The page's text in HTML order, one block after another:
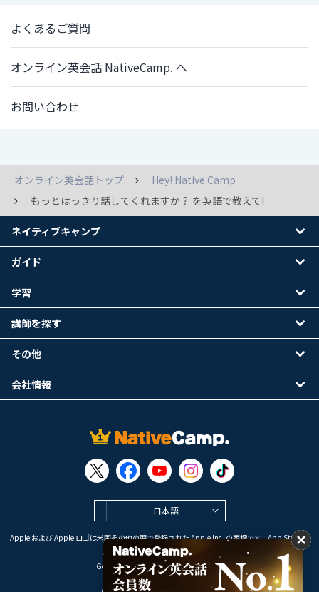
よくあるご質問
オンライン英会話 NativeCamp. へ
お問い合わせ
オンライン英会話トップ
Hey! Native Camp
もっとはっきり話してくれますか？ を英語で教えて!
日本語
Apple および Apple ロゴは米国その他の国で登録された Apple Inc. の商標です。App Store は
Apple Inc. のサービスマークです。
Google Play は Google LLC の商標です。
ネイティブキャンプ
ガイド
学習
講師を探す
その他
会社情報